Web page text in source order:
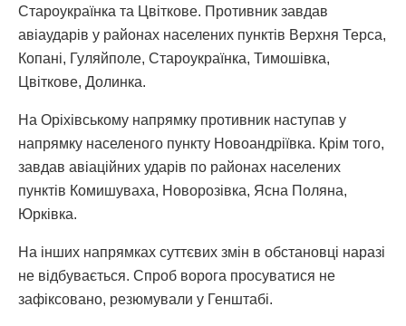
Староукраїнка та Цвіткове. Противник завдав
авіаударів у районах населених пунктів Верхня Терса,
Копані, Гуляйполе, Староукраїнка, Тимошівка,
Цвіткове, Долинка.
На Оріхівському напрямку противник наступав у
напрямку населеного пункту Новоандріївка. Крім того,
завдав авіаційних ударів по районах населених
пунктів Комишуваха, Новорозівка, Ясна Поляна,
Юрківка.
На інших напрямках суттєвих змін в обстановці наразі
не відбувається. Спроб ворога просуватися не
зафіксовано, резюмували у Генштабі.